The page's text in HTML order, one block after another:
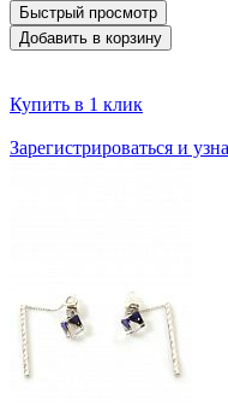
Быстрый просмотр
Добавить в корзину
Купить в 1 клик
Зарегистрироваться и